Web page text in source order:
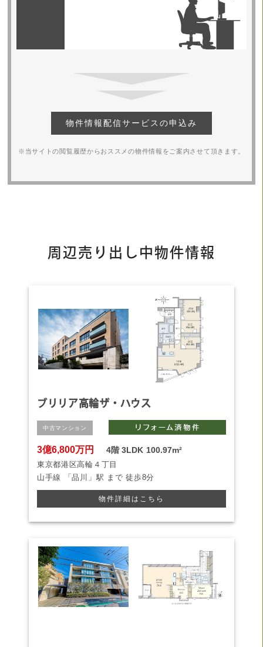
物件情報配信サービスの申込み
※当サイトの閲覧履歴からおススメの物件情報をご案内させて頂きます。
周辺売り出し中物件情報
ブリリア高輪ザ・ハウス
中古マンション
3億6,800万円 4階 3LDK 100.97m²
東京都港区高輪４丁目
山手線
「品川」駅 まで 徒歩8分
物件詳細はこちら